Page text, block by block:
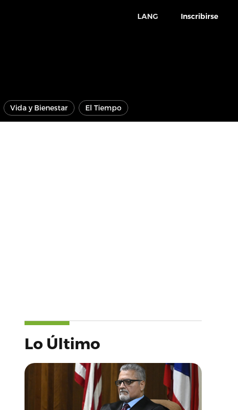
LANG Inscribirse
Vida y Bienestar El Tiempo
Lo Último